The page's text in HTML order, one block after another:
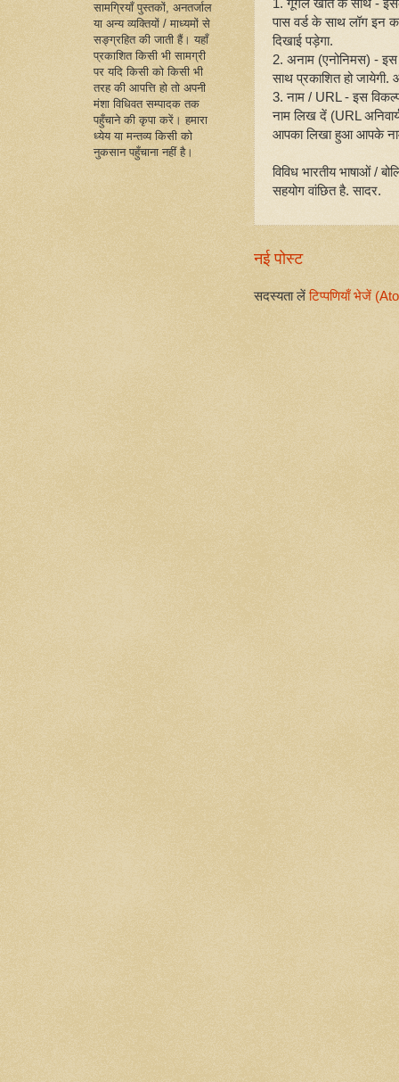
1. गूगल खाते के साथ -
पास वर्ड के साथ लॉग इन
दिखाई पड़ेगा.
2. अनाम (एनोनिमस) -
साथ प्रकाशित हो
3. नाम / URL - इस
नाम लिख दें (URL
आपका लिखा हुआ आपके
विविध भारतीय भाषाओं /
सहयोग वांछित है. सादर.
नई पोस्ट
सदस्यता लेंटिप्पणियाँ भेजें
सामग्रियाँ पुस्तकों, अनतर्जाल
या अन्य व्यक्तियों / माध्यमों से
सङ्ग्रहित की जाती हैं। यहाँ
प्रकाशित किसी भी सामग्री
पर यदि किसी को किसी भी
तरह की आपत्ति हो तो अपनी
मंशा विधिवत सम्पादक तक
पहुँचाने की कृपा करें। हमारा
ध्येय या मन्तव्य किसी को
नुकसान पहुँचाना नहीं है।